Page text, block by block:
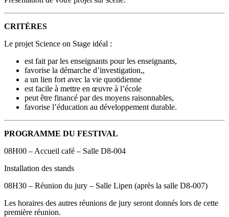
CRITÈRES
Le projet Science on Stage idéal :
est fait par les enseignants pour les enseignants,
favorise la démarche d’investigation,,
a un lien fort avec la vie quotidienne
est facile à mettre en œuvre à l’école
peut être financé par des moyens raisonnables,
favorise l’éducation au développement durable.
PROGRAMME DU FESTIVAL
08H00 – Accueil café – Salle D8-004
Installation des stands
08H30 – Réunion du jury – Salle Lipen (après la salle D8-007)
Les horaires des autres réunions de jury seront donnés lors de cette
première réunion.